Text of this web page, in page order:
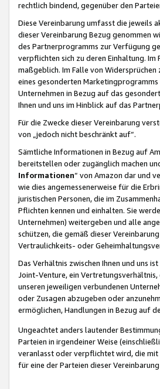
rechtlich bindend, gegenüber den
Diese Vereinbarung umfasst die jeweils
dieser Vereinbarung Bezug genommen
des Partnerprogramms zur Verfügung
verpflichten sich zu deren Einhaltung.
maßgeblich. Im Falle von
eines gesonderten
Unternehmen in Bezug auf das
Ihnen und uns im Hinblick auf das
Für die Zwecke dieser Vereinbarung
von „jedoch nicht beschränkt auf“.
Sämtliche Informationen in Bezug auf
bereitstellen oder zugänglich machen
Informationen“ von Amazon dar und
wie dies angemessenerweise für die
juristischen Personen, die im
Pflichten kennen und einhalten. Sie
Unternehmen) weitergeben und alle
schützen, die gemäß dieser
Vertraulichkeits- oder
Das Verhältnis zwischen Ihnen und uns
Joint-Venture, ein
unseren jeweiligen verbundenen
oder Zusagen abzugeben oder
ermöglichen, Handlungen in Bezug auf
Ungeachtet anders lautender
Parteien in irgendeiner Weise
veranlasst oder verpflichtet wird, die mit
für eine der Parteien dieser